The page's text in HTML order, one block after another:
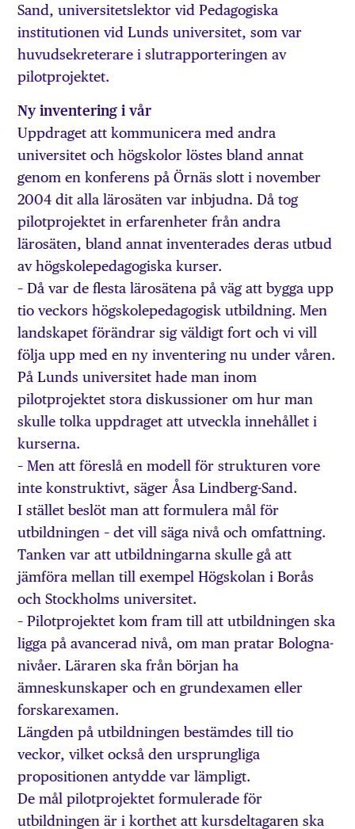
Sand, universitetslektor vid Pedagogiska
institutionen vid Lunds universitet, som var
huvudsekreterare i slutrapporteringen av
pilotprojektet.
Ny inventering i vår
Uppdraget att kommunicera med andra
universitet och högskolor löstes bland annat
genom en konferens på Örnäs slott i november
2004 dit alla lärosäten var inbjudna. Då tog
pilotprojektet in erfarenheter från andra
lärosäten, bland annat inventerades deras utbud
av högskolepedagogiska kurser.
– Då var de flesta lärosätena på väg att bygga upp
tio veckors högskolepedagogisk utbildning. Men
landskapet förändrar sig väldigt fort och vi vill
följa upp med en ny inventering nu under våren.
På Lunds universitet hade man inom
pilotprojektet stora diskussioner om hur man
skulle tolka uppdraget att utveckla innehållet i
kurserna.
– Men att föreslå en modell för strukturen vore
inte konstruktivt, säger Åsa Lindberg-Sand.
I stället beslöt man att formulera mål för
utbildningen – det vill säga nivå och omfattning.
Tanken var att utbildningarna skulle gå att
jämföra mellan till exempel Högskolan i Borås
och Stockholms universitet.
– Pilotprojektet kom fram till att utbildningen ska
ligga på avancerad nivå, om man pratar Bologna-
nivåer. Läraren ska från början ha
ämneskunskaper och en grundexamen eller
forskarexamen.
Längden på utbildningen bestämdes till tio
veckor, vilket också den ursprungliga
propositionen antydde var lämpligt.
De mål pilotprojektet formulerade för
utbildningen är i korthet att kursdeltagaren ska